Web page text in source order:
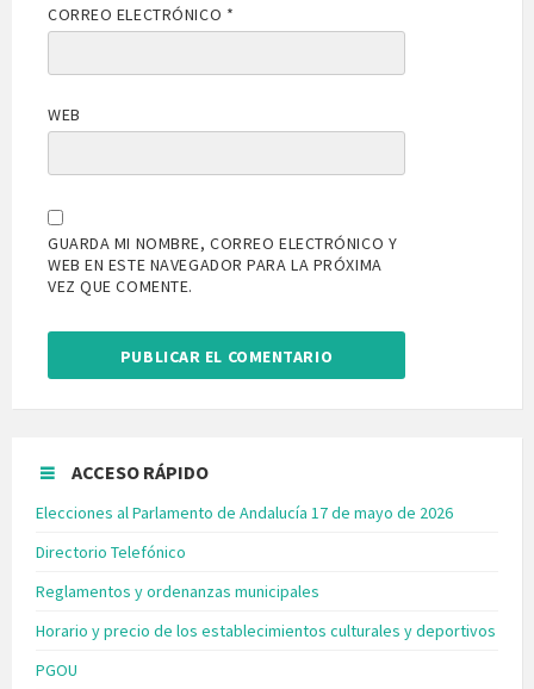
CORREO ELECTRÓNICO *
WEB
GUARDA MI NOMBRE, CORREO ELECTRÓNICO Y
WEB EN ESTE NAVEGADOR PARA LA PRÓXIMA
VEZ QUE COMENTE.
ACCESO RÁPIDO
Elecciones al Parlamento de Andalucía 17 de mayo de 2026
Directorio Telefónico
Reglamentos y ordenanzas municipales
Horario y precio de los establecimientos culturales y deportivos
PGOU